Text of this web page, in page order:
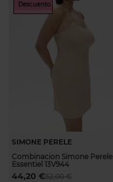
Descuento
SIMONE PERELE
Combinacion Simone Perele
Essentiel 13V944
52,00 €
44,20 €